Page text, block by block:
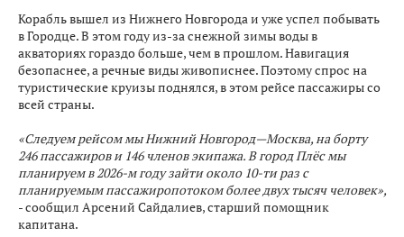
Корабль вышел из Нижнего Новгорода и уже успел побывать
в Городце. В этом году из-за снежной зимы воды в
акваториях гораздо больше, чем в прошлом. Навигация
безопаснее, а речные виды живописнее. Поэтому спрос на
туристические круизы поднялся, в этом рейсе пассажиры со
всей страны.
«Следуем рейсом мы Нижний Новгород—Москва, на борту
246 пассажиров и 146 членов экипажа. В город Плёс мы
планируем в 2026-м году зайти около 10-ти раз с
планируемым пассажиропотоком более двух тысяч человек»,
- сообщил Арсений Сайдалиев, старший помощник
капитана.